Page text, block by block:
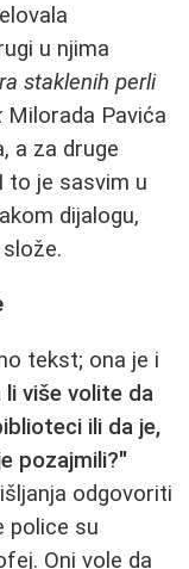
u njima
staklenih perli
Milorada Pavića
a za druge
to je sasvim u
dijalogu,
tekst; ona je i
li više volite da
ili da je,
pozajmili?"
odgovoriti
police su
Oni vole da